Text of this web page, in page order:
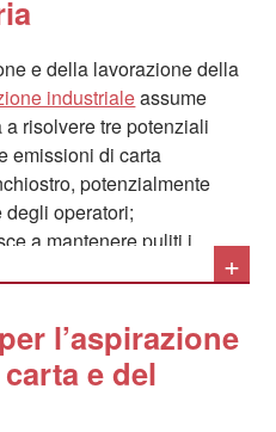
e della lavorazione della
industrialeassume
risolvere tre potenziali
emissioni di carta
potenzialmente
operatori;
a mantenere puliti i
migliorandone l’efficienza;
presenza di polvere di
+
l’aspirazione
e del